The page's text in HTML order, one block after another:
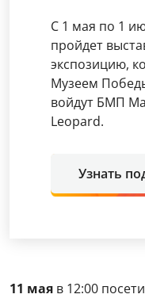
С 1 мая по 1
пройдет
экспозицию,
Музеем
войдут БМП
Leopard.
Узнать
11 мая в 12:00